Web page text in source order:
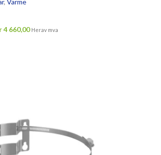
, Varme
4 660,00 Herav mva